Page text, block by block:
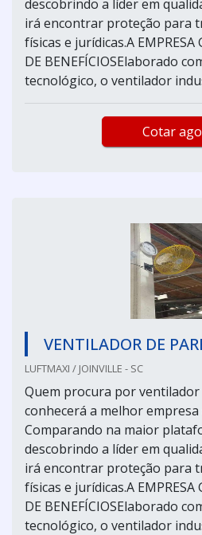
descobrindo a líder em
irá encontrar proteção para
físicas e jurídicas.A EMPRESA
DE BENEFÍCIOSElaborado
tecnológico, o ventilador
Cotar
VENTILADOR DE
LUFTMAXI / JOINVILLE - SC
Quem procura por
conhecerá a melhor
Comparando na maior
descobrindo a líder em
irá encontrar proteção para
físicas e jurídicas.A EMPRESA
DE BENEFÍCIOSElaborado
tecnológico, o ventilador